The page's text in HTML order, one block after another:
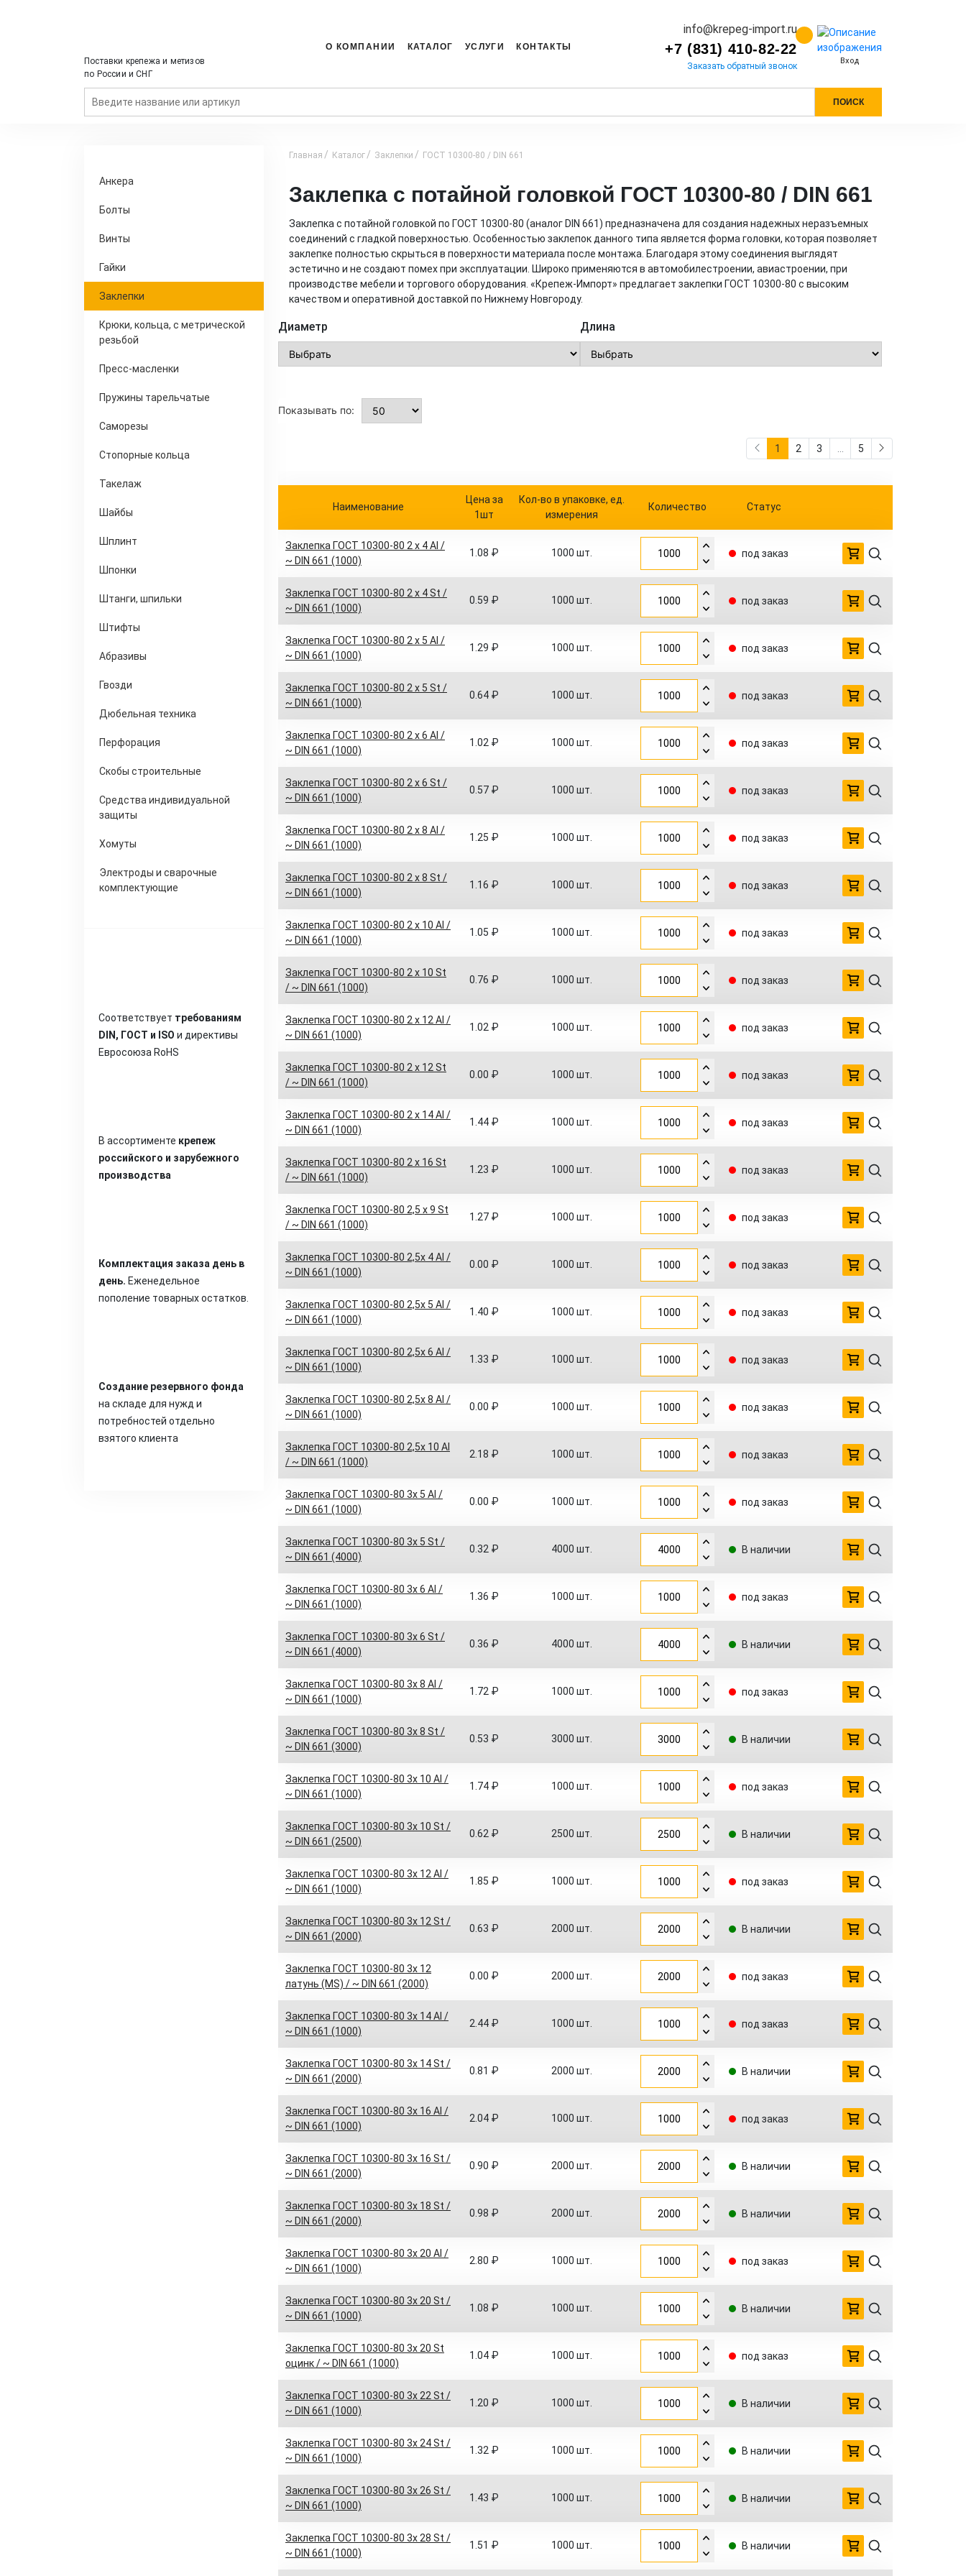
Поставки крепежа и метизов
по России и СНГ
О КОМПАНИИ КАТАЛОГ УСЛУГИ КОНТАКТЫ
info@krepeg-import.ru
+7 (831) 410-82-22
Заказать обратный звонок Вход
ПОИСК
Анкера
Болты
Винты
Гайки
Заклепки
Крюки, кольца, с метрической
резьбой
Пресс-масленки
Пружины тарельчатые
Саморезы
Стопорные кольца
Такелаж
Шайбы
Шплинт
Шпонки
Штанги, шпильки
Штифты
Абразивы
Гвозди
Дюбельная техника
Перфорация
Скобы строительные
Средства индивидуальной
защиты
Хомуты
Электроды и сварочные
комплектующие
Соответствует требованиям
DIN, ГОСТ и ISO и директивы
Евросоюза RoHS
В ассортименте крепеж
российского и зарубежного
производства
Комплектация заказа день в
день. Еженедельное
пополение товарных остатков.
Создание резервного фонда
на складе для нужд и
потребностей отдельно
взятого клиента
Главная Каталог Заклепки ГОСТ 10300-80 / DIN 661
Заклепка с потайной головкой ГОСТ 10300-80 / DIN 661
Заклепка с потайной головкой по ГОСТ 10300-80 (аналог DIN 661) предназначена для создания надежных неразъемных
соединений с гладкой поверхностью. Особенностью заклепок данного типа является форма головки, которая позволяет
заклепке полностью скрыться в поверхности материала после монтажа. Благодаря этому соединения выглядят
эстетично и не создают помех при эксплуатации. Широко применяются в автомобилестроении, авиастроении, при
производстве мебели и торгового оборудования. «Крепеж-Импорт» предлагает заклепки ГОСТ 10300-80 с высоким
качеством и оперативной доставкой по Нижнему Новгороду.
Диаметр Длина
Показывать по:
1 2 3 5
Наименование
Цена за
1шт
Кол-во в упаковке, ед.
измерения
Количество Статус
Заклепка ГОСТ 10300-80 2 x 4 Al /
~ DIN 661 (1000)
1.08 ₽ 1000 шт. под заказ
Заклепка ГОСТ 10300-80 2 x 4 St /
~ DIN 661 (1000)
0.59 ₽ 1000 шт. под заказ
Заклепка ГОСТ 10300-80 2 x 5 Al /
~ DIN 661 (1000)
1.29 ₽ 1000 шт. под заказ
Заклепка ГОСТ 10300-80 2 x 5 St /
~ DIN 661 (1000)
0.64 ₽ 1000 шт. под заказ
Заклепка ГОСТ 10300-80 2 x 6 Al /
~ DIN 661 (1000)
1.02 ₽ 1000 шт. под заказ
Заклепка ГОСТ 10300-80 2 x 6 St /
~ DIN 661 (1000)
0.57 ₽ 1000 шт. под заказ
Заклепка ГОСТ 10300-80 2 x 8 Al /
~ DIN 661 (1000)
1.25 ₽ 1000 шт. под заказ
Заклепка ГОСТ 10300-80 2 x 8 St /
~ DIN 661 (1000)
1.16 ₽ 1000 шт. под заказ
Заклепка ГОСТ 10300-80 2 x 10 Al /
~ DIN 661 (1000)
1.05 ₽ 1000 шт. под заказ
Заклепка ГОСТ 10300-80 2 x 10 St
/ ~ DIN 661 (1000)
0.76 ₽ 1000 шт. под заказ
Заклепка ГОСТ 10300-80 2 x 12 Al /
~ DIN 661 (1000)
1.02 ₽ 1000 шт. под заказ
Заклепка ГОСТ 10300-80 2 x 12 St
/ ~ DIN 661 (1000)
0.00 ₽ 1000 шт. под заказ
Заклепка ГОСТ 10300-80 2 x 14 Al /
~ DIN 661 (1000)
1.44 ₽ 1000 шт. под заказ
Заклепка ГОСТ 10300-80 2 x 16 St
/ ~ DIN 661 (1000)
1.23 ₽ 1000 шт. под заказ
Заклепка ГОСТ 10300-80 2,5 x 9 St
/ ~ DIN 661 (1000)
1.27 ₽ 1000 шт. под заказ
Заклепка ГОСТ 10300-80 2,5x 4 Al /
~ DIN 661 (1000)
0.00 ₽ 1000 шт. под заказ
Заклепка ГОСТ 10300-80 2,5x 5 Al /
~ DIN 661 (1000)
1.40 ₽ 1000 шт. под заказ
Заклепка ГОСТ 10300-80 2,5x 6 Al /
~ DIN 661 (1000)
1.33 ₽ 1000 шт. под заказ
Заклепка ГОСТ 10300-80 2,5x 8 Al /
~ DIN 661 (1000)
0.00 ₽ 1000 шт. под заказ
Заклепка ГОСТ 10300-80 2,5x 10 Al
/ ~ DIN 661 (1000)
2.18 ₽ 1000 шт. под заказ
Заклепка ГОСТ 10300-80 3x 5 Al /
~ DIN 661 (1000)
0.00 ₽ 1000 шт. под заказ
Заклепка ГОСТ 10300-80 3x 5 St /
~ DIN 661 (4000)
0.32 ₽ 4000 шт. В наличии
Заклепка ГОСТ 10300-80 3x 6 Al /
~ DIN 661 (1000)
1.36 ₽ 1000 шт. под заказ
Заклепка ГОСТ 10300-80 3x 6 St /
~ DIN 661 (4000)
0.36 ₽ 4000 шт. В наличии
Заклепка ГОСТ 10300-80 3x 8 Al /
~ DIN 661 (1000)
1.72 ₽ 1000 шт. под заказ
Заклепка ГОСТ 10300-80 3x 8 St /
~ DIN 661 (3000)
0.53 ₽ 3000 шт. В наличии
Заклепка ГОСТ 10300-80 3x 10 Al /
~ DIN 661 (1000)
1.74 ₽ 1000 шт. под заказ
Заклепка ГОСТ 10300-80 3x 10 St /
~ DIN 661 (2500)
0.62 ₽ 2500 шт. В наличии
Заклепка ГОСТ 10300-80 3x 12 Al /
~ DIN 661 (1000)
1.85 ₽ 1000 шт. под заказ
Заклепка ГОСТ 10300-80 3x 12 St /
~ DIN 661 (2000)
0.63 ₽ 2000 шт. В наличии
Заклепка ГОСТ 10300-80 3x 12
латунь (MS) / ~ DIN 661 (2000)
0.00 ₽ 2000 шт. под заказ
Заклепка ГОСТ 10300-80 3x 14 Al /
~ DIN 661 (1000)
2.44 ₽ 1000 шт. под заказ
Заклепка ГОСТ 10300-80 3x 14 St /
~ DIN 661 (2000)
0.81 ₽ 2000 шт. В наличии
Заклепка ГОСТ 10300-80 3x 16 Al /
~ DIN 661 (1000)
2.04 ₽ 1000 шт. под заказ
Заклепка ГОСТ 10300-80 3x 16 St /
~ DIN 661 (2000)
0.90 ₽ 2000 шт. В наличии
Заклепка ГОСТ 10300-80 3x 18 St /
~ DIN 661 (2000)
0.98 ₽ 2000 шт. В наличии
Заклепка ГОСТ 10300-80 3x 20 Al /
~ DIN 661 (1000)
2.80 ₽ 1000 шт. под заказ
Заклепка ГОСТ 10300-80 3x 20 St /
~ DIN 661 (1000)
1.08 ₽ 1000 шт. В наличии
Заклепка ГОСТ 10300-80 3x 20 St
оцинк / ~ DIN 661 (1000)
1.04 ₽ 1000 шт. под заказ
Заклепка ГОСТ 10300-80 3x 22 St /
~ DIN 661 (1000)
1.20 ₽ 1000 шт. В наличии
Заклепка ГОСТ 10300-80 3x 24 St /
~ DIN 661 (1000)
1.32 ₽ 1000 шт. В наличии
Заклепка ГОСТ 10300-80 3x 26 St /
~ DIN 661 (1000)
1.43 ₽ 1000 шт. В наличии
Заклепка ГОСТ 10300-80 3x 28 St /
~ DIN 661 (1000)
1.51 ₽ 1000 шт. В наличии